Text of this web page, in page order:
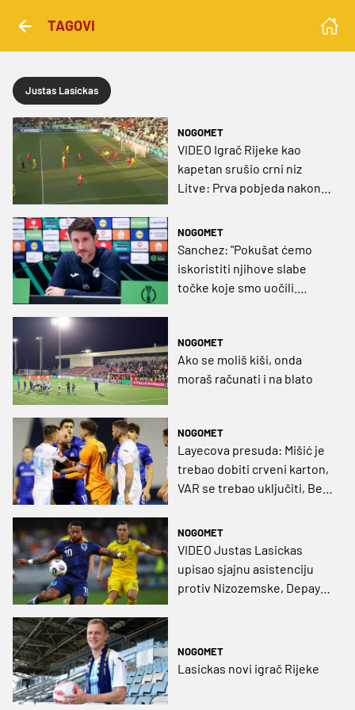
TAGOVI
Justas Lasickas
NOGOMET
VIDEO Igrač Rijeke kao
kapetan srušio crni niz
Litve: Prva pobjeda nakon
NOGOMET
Sanchez: "Pokušat ćemo
iskoristiti njihove slabe
točke koje smo uočili.
NOGOMET
Ako se moliš kiši, onda
moraš računati i na blato
NOGOMET
Layecova presuda: Mišić je
trebao dobiti crveni karton,
VAR se trebao uključiti, Belji
NOGOMET
VIDEO Justas Lasickas
upisao sjajnu asistenciju
protiv Nizozemske, Depay
NOGOMET
Lasickas novi igrač Rijeke